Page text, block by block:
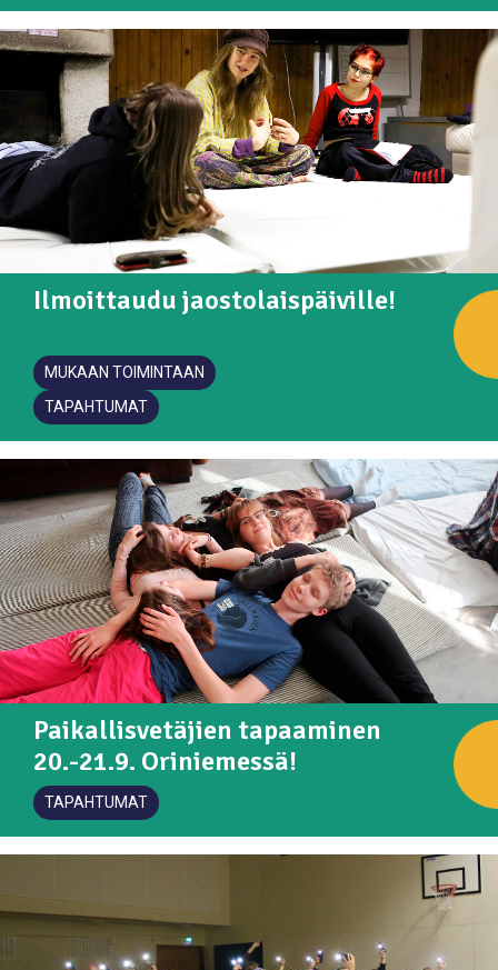
Ilmoittaudu jaostolaispäiville!
MUKAAN TOIMINTAAN
TAPAHTUMAT
Paikallisvetäjien tapaaminen
20.-21.9. Oriniemessä!
TAPAHTUMAT